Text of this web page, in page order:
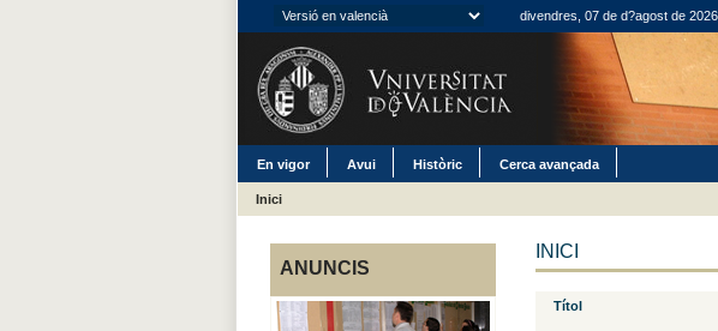
divendres, 07 de d?agost de 2026
En vigor Avui Històric Cerca avançada
Inici
ANUNCIS
INICI
Títol